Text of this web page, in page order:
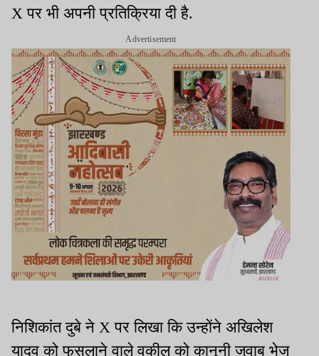
X पर भी अपनी प्रतिक्रिया दी है.
Advertisement
निशिकांत दुबे ने X पर लिखा कि उन्होंने अखिलेश
यादव को फुसलाने वाले वकील को कानूनी जवाब भेज